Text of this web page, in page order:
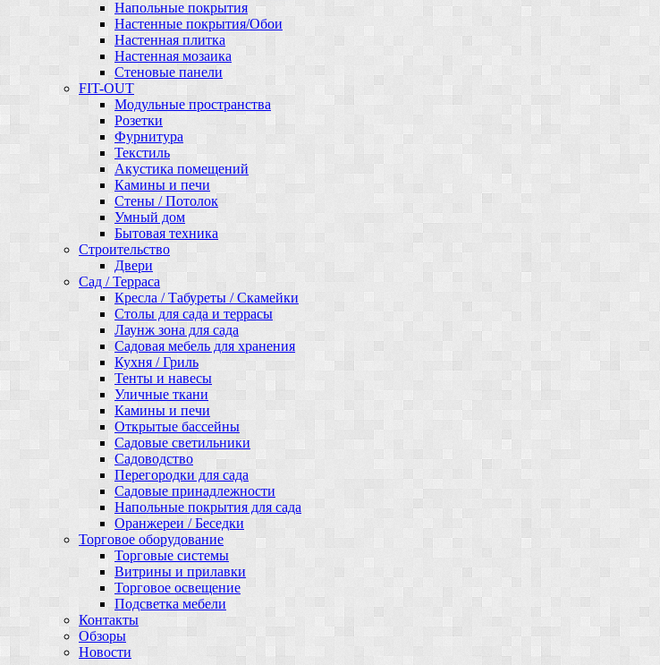
Напольные покрытия
Настенные покрытия/Обои
Настенная плитка
Настенная мозаика
Стеновые панели
FIT-OUT
Модульные пространства
Розетки
Фурнитура
Текстиль
Акустика помещений
Камины и печи
Стены / Потолок
Умный дом
Бытовая техника
Строительство
Двери
Сад / Терраса
Кресла / Табуреты / Скамейки
Столы для сада и террасы
Лаунж зона для сада
Садовая мебель для хранения
Кухня / Гриль
Тенты и навесы
Уличные ткани
Камины и печи
Открытые бассейны
Садовые светильники
Садоводство
Перегородки для сада
Садовые принадлежности
Напольные покрытия для сада
Оранжереи / Беседки
Торговое оборудование
Торговые системы
Витрины и прилавки
Торговое освещение
Подсветка мебели
Контакты
Обзоры
Новости